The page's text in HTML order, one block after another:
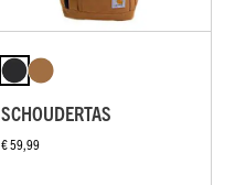
SCHOUDERTAS
€ 59,99